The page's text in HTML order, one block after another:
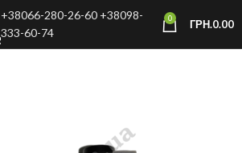
+38066-280-26-60 +38098-
333-60-74
0 ГРН.0.00